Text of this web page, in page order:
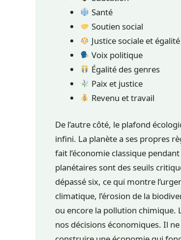
Santé
Soutien social
Justice sociale et égalité
Voix politique
Égalité des genres
Paix et justice
Revenu et travail
De l’autre côté, le plafond
infini. La planète a ses propres
fait l’économie classique
planétaires sont des seuils
dépassé six, ce qui montre
climatique, l’érosion de la
ou encore la pollution chimique.
nos décisions économiques. Il